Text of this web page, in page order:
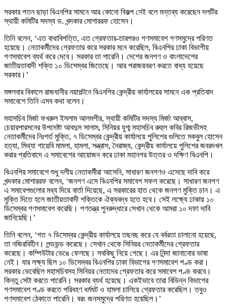
সরকার পতন ছাড়া বিএনপির সামনে আর কোনো বিকল্প নেই বলে মন্তব্য করেছেন দলটির
স্থায়ী কমিটির সদস্য ড. খন্দকার মোশাররফ হোসেন।
তিনি বলেন, ‘এত বাধাবিপত্তি, এত গ্রেফতার-তারপরও গণসমাবেশ গণসমুদ্রে পরিণত
হয়েছে। নেতাকর্মীদের গ্রেফতার করে সরকার মনে করেছিল, বিএনপির ঢাকা বিভাগীয়
গণসমাবেশ ব্যর্থ করে দেবে। সরকার তা পারেনি। দেশের জনগণ ও বাংলাদেশের
জাতীয়তাবাদী শক্তি ১০ ডিসেম্বর জিতেছে। আর পরাজয়বরণ করতে বাধ্য হয়েছে
সরকার।’
মঙ্গলবার বিকালে রাজধানীর নয়াপল্টনে বিএনপির কেন্দ্রীয় কার্যালয়ের সামনে এক প্রতিবাদ
সমাবেশে তিনি এসব কথা বলেন।
মহাসচিব মির্জা ফখরুল ইসলাম আলমগীর, স্থায়ী কমিটির সদস্য মির্জা আব্বাস,
চেয়ারপারসনের উপদেষ্টা আবদুস সালাম, সিনিয়র যুগ্ম মহাসচিব রুহুল কবির রিজভীসহ
নেতাকর্মীদের নিঃশর্ত মুক্তি, ৭ ডিসেম্বর কেন্দ্রীয় কার্যালয়ে পুলিশের গুলিতে মকবুল হোসেন
হত্যা, মিথ্যা গায়েবি মামলা, হামলা, সন্ত্রাস, নৈরাজ্য, কেন্দ্রীয় কার্যালয়ে পুলিশের জবরদখল
করার প্রতিবাদে এ সমাবেশের আয়োজন করে ঢাকা মহানগর উত্তর ও দক্ষিণ বিএনপি।
বিএনপির সমাবেশে শুধু দলীয় নেতাকর্মীরা আসেনি, সাধারণ জনগণও এসেছে দাবি করে
খন্দকার মোশাররফ বলেন, ‘জনগণ এসে বিএনপির সমাবেশ সফল করেছে। সাধারণ জনগণ
এ সমাবেশগুলোর মধ্য দিয়ে বার্তা দিয়েছে, এ সরকারের হাত থেকে জনগণ মুক্তি চান। এ
মুক্তি দিতে হলে জাতীয়তাবাদী শক্তিকে ঐক্যবদ্ধ হতে হবে। সেই লক্ষ্যে ঢাকায় ১০
ডিসেম্বর গণসমাবেশ করেছি। গণতন্ত্র পুনরুদ্ধারে সেখান থেকে আমরা ১০ দফা দাবি
জানিয়েছি।’
তিনি বলেন, ‘গত ৭ ডিসেম্বর কেন্দ্রীয় কার্যালয়ে তছনছ করে যে বর্বরতা চালানো হয়েছে,
তা নজিরবিহীন। লন্ডভন্ড করেছে। সেখান থেকে সিনিয়র নেতাকর্মীদের গ্রেফতার
করেছে। কম্পিউটার ভেঙে ফেলছে। সবকিছু নিয়ে গেছে। এর নিন্দা জানানোর ভাষা
নেই। যার লক্ষ্য ছিল ১০ ডিসেম্বর বিএনপির ঢাকা বিভাগের গণসমাবেশ পণ্ড করা।
সরকার ভেবেছিল মহাসচিবসহ সিনিয়র নেতাদের গ্রেফতার করে সমাবেশ পণ্ড করবে।
কিন্তু সেটা করতে পারেনি। সরকার ব্যর্থ হয়েছে। একইভাবে তারা বিভিন্ন বিভাগের
গণসমাবেশ পণ্ড করতে পরিবহণ ধর্মঘট ও হামলা চালিয়ে গ্রেফতার করেছিল। তবুও
গণসমাবেশ ঠেকাতে পারেনি। বরং জনসমুদ্রে পরিণত হয়েছিল।’